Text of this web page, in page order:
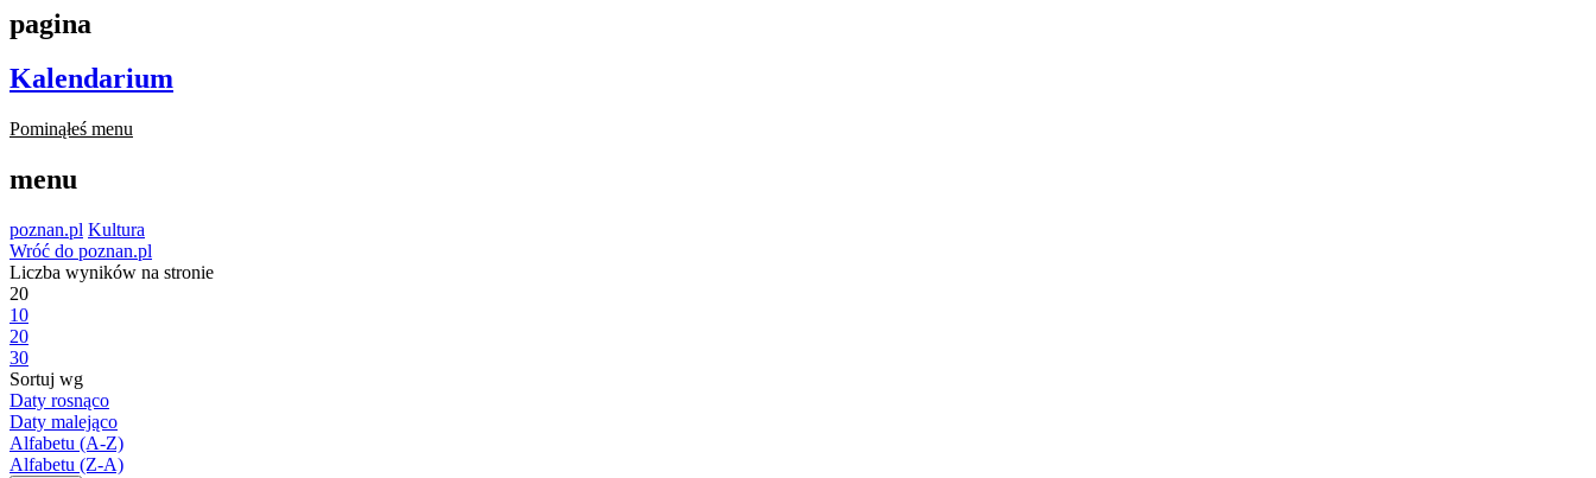
pagina
Kalendarium
Pominąłeś menu
menu
poznan.pl Kultura
Wróć do poznan.pl
Liczba wyników na stronie
20
10
20
30
Sortuj wg
Daty rosnąco
Daty malejąco
Alfabetu (A-Z)
Alfabetu (Z-A)